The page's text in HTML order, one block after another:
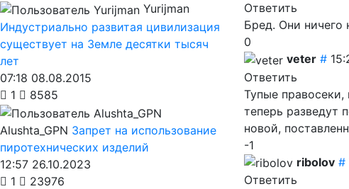
Ответить
Бред. Они ничего
0
veter #
Ответить
Тупые
теперь разведут
новой,
-1
ribolov #
Ответить
Yurijman
Индустриально развитая цивилизация
существует на Земле десятки тысяч
лет
07:18 08.08.2015
1
8585
Alushta_GPN Запрет на использование
пиротехнических изделий
12:57 26.10.2023
1
23976